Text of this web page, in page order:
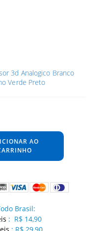
3d Analogico Branco
Verde Preto
AO
Brasil:
: R$ 14,90